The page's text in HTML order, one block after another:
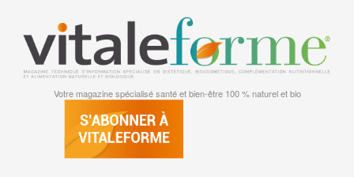
Votre magazine spécialisé santé et bien-être 100 % naturel et bio